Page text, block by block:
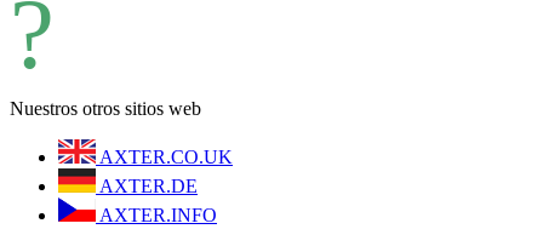
Nuestros otros sitios web
AXTER.CO.UK
AXTER.DE
AXTER.INFO